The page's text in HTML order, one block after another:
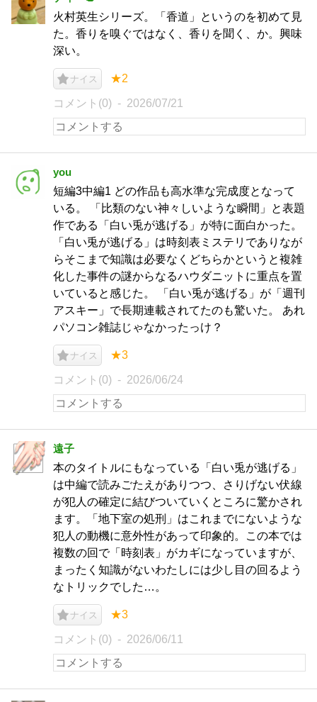
火村英生シリーズ。「香道」というのを初めて見
た。香りを嗅ぐではなく、香りを聞く、か。興味
深い。
ナイス ★2
コメント(0) 2026/07/21
you
短編3中編1 どの作品も高水準な完成度となって
いる。 「比類のない神々しいような瞬間」と表題
作である「白い兎が逃げる」が特に面白かった。
「白い兎が逃げる」は時刻表ミステリでありなが
らそこまで知識は必要なくどちらかというと複雑
化した事件の謎からなるハウダニットに重点を置
いていると感じた。 「白い兎が逃げる」が「週刊
アスキー」で長期連載されてたのも驚いた。 あれ
パソコン雑誌じゃなかったっけ？
ナイス ★3
コメント(0) 2026/06/24
遠子
本のタイトルにもなっている「白い兎が逃げる」
は中編で読みごたえがありつつ、さりげない伏線
が犯人の確定に結びついていくところに驚かされ
ます。「地下室の処刑」はこれまでにないような
犯人の動機に意外性があって印象的。この本では
複数の回で「時刻表」がカギになっていますが、
まったく知識がないわたしには少し目の回るよう
なトリックでした…。
ナイス ★3
コメント(0) 2026/06/11